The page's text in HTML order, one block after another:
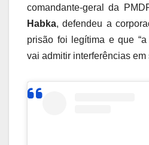
comandante-geral da
Habka, defendeu a
prisão foi legítima e que
vai admitir interferências em